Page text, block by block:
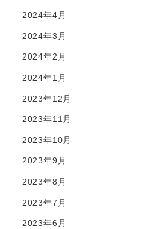
2024年4月
2024年3月
2024年2月
2024年1月
2023年12月
2023年11月
2023年10月
2023年9月
2023年8月
2023年7月
2023年6月